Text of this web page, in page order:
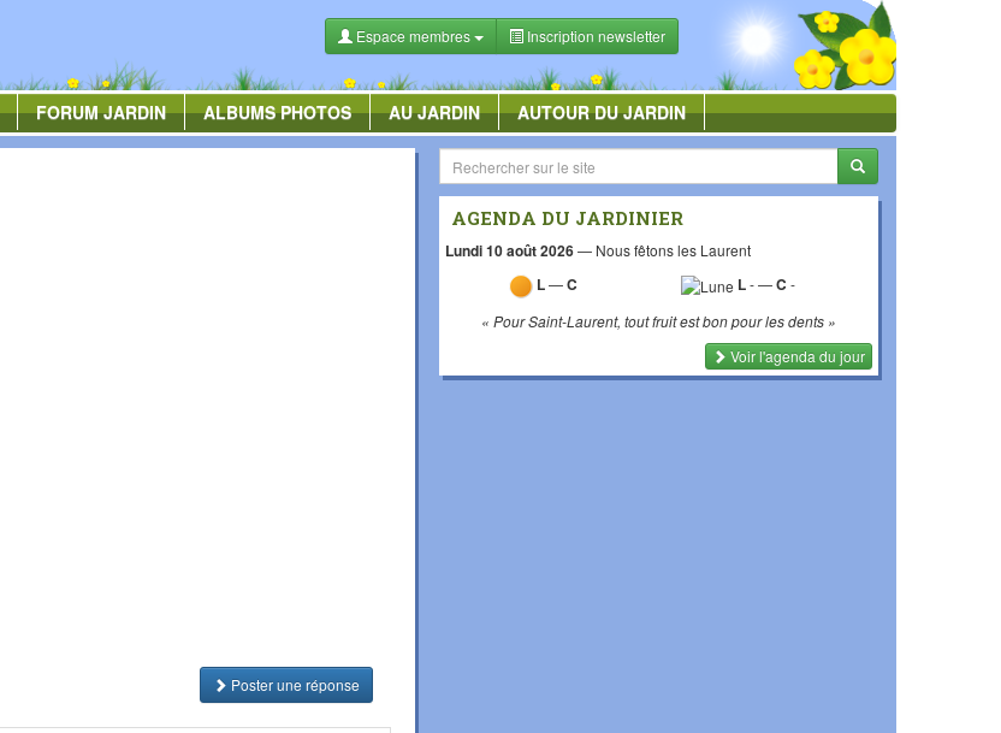
Espace membres Inscription newsletter
FORUMJARDIN ALBUMSPHOTOS AU JARDIN AUTOUR DU JARDIN
Poster une réponse
AGENDA DU JARDINIER
Lundi 10 août 2026— Nous fêtons les Laurent
L—C L-—C-
« Pour Saint-Laurent, tout fruit est bon pour les dents »
Voir l'agenda du jour